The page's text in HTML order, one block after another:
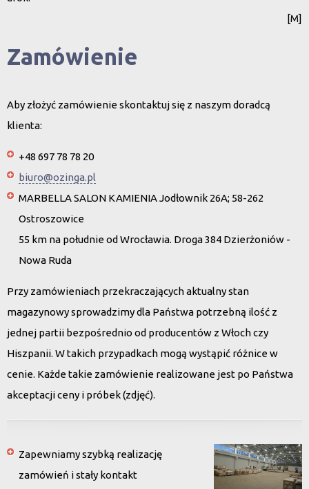
[M]
Zamówienie
Aby złożyć zamówienie skontaktuj się z naszym doradcą
klienta:
+48 697 78 78 20
biuro@ozinga.pl
MARBELLA SALON KAMIENIA Jodłownik 26A; 58-262
Ostroszowice
55 km na południe od Wrocławia. Droga 384 Dzierżoniów -
Nowa Ruda
Przy zamówieniach przekraczających aktualny stan
magazynowy sprowadzimy dla Państwa potrzebną ilość z
jednej partii bezpośrednio od producentów z Włoch czy
Hiszpanii. W takich przypadkach mogą wystąpić różnice w
cenie. Każde takie zamówienie realizowane jest po Państwa
akceptacji ceny i próbek (zdjęć).
Zapewniamy szybką realizację
zamówień i stały kontakt